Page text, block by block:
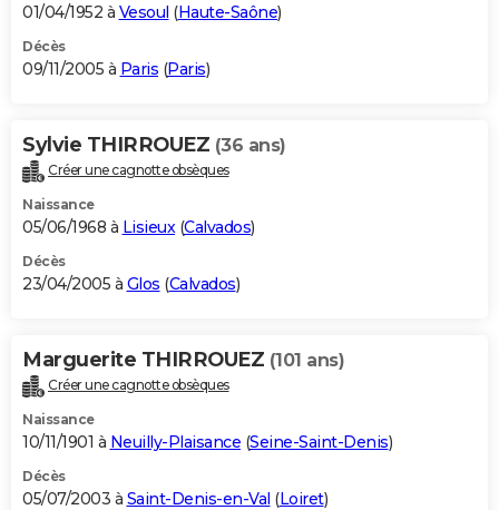
01/04/1952 à Vesoul (Haute-Saône)
Décès
09/11/2005 à Paris (Paris)
Sylvie THIRROUEZ (36 ans)
Créer une cagnotte obsèques
Naissance
05/06/1968 à Lisieux(Calvados)
Décès
23/04/2005 à Glos (Calvados)
Marguerite THIRROUEZ (101 ans)
Créer une cagnotte obsèques
Naissance
10/11/1901 à Neuilly-Plaisance (Seine-Saint-Denis)
Décès
05/07/2003 à Saint-Denis-en-Val (Loiret)